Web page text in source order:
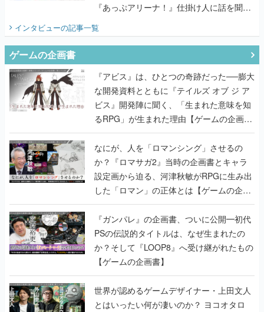
『あっぷアリーナ！』仕掛け人に話を聞い
てみた
インタビューの記事一覧
ゲームの企画書
『アビス』は、ひとつの奇跡だった──膨大
な開発資料とともに『テイルズ オブ ジ ア
ビス』開発陣に聞く、「生まれた意味を知
るRPG」が生まれた理由【ゲームの企画
書】
なにが、人を「ロマンシング」させるの
か？『ロマサガ2』当時の企画書とキャラ
設定画から迫る、河津秋敏がRPGに生み出
した「ロマン」の正体とは【ゲームの企画
書】
『ガンパレ』の企画書、ついに公開━初代
PSの伝説的タイトルは、なぜ生まれたの
か？そして『LOOP8』へ受け継がれたもの
【ゲームの企画書】
世界が認めるゲームデザイナー・上田文人
とはいったい何が凄いのか？ ヨコオタロ